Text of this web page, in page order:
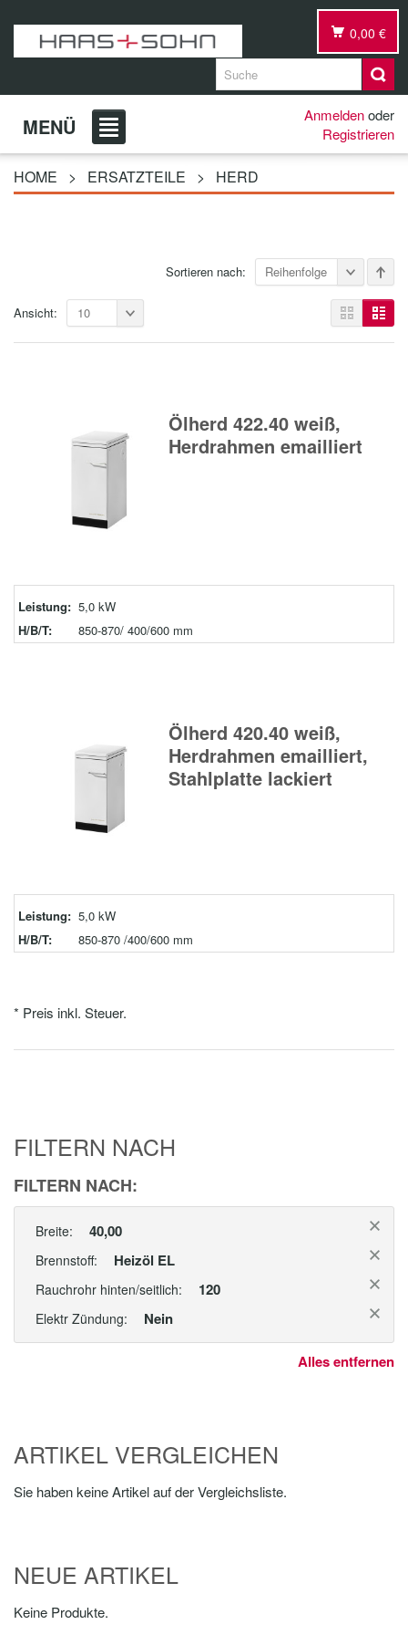
0,00 €
MENÜ Anmeldenoder
Registrieren
HOME > ERSATZTEILE > HERD
Sortieren nach: Reihenfolge
Ansicht: 10
Ölherd 422.40 weiß,
Herdrahmen emailliert
Leistung: 5,0 kW
H/B/T:
850-870/ 400/600 mm
Ölherd 420.40 weiß,
Herdrahmen emailliert,
Stahlplatte lackiert
Leistung: 5,0 kW
H/B/T:
850-870 /400/600 mm
* Preis inkl. Steuer.
FILTERN NACH
FILTERN NACH:
Breite: 40,00
Brennstoff: Heizöl EL
Rauchrohr hinten/seitlich: 120
Elektr Zündung: Nein
Alles entfernen
ARTIKEL VERGLEICHEN
Sie haben keine Artikel auf der Vergleichsliste.
NEUE ARTIKEL
Keine Produkte.